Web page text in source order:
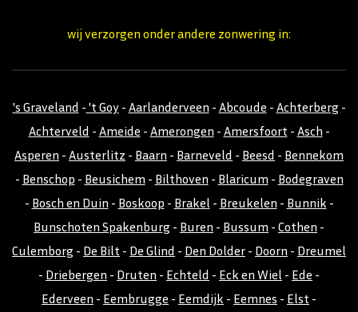
wij verzorgen onder andere zonwering in:
's Graveland - 't Goy- Aarlanderveen - Abcoude - Achterberg -
Achterveld - Ameide - Amerongen - Amersfoort- Asch -
Asperen - Austerlitz - Baarn - Barneveld - Beesd - Bennekom
- Benschop - Beusichem - Bilthoven - Blaricum - Bodegraven
- Bosch en Duin - Boskoop - Brakel - Breukelen - Bunnik -
Bunschoten Spakenburg - Buren - Bussum - Cothen -
Culemborg - De Bilt - De Glind - Den Dolder - Doorn - Dreumel
- Driebergen - Druten - Echteld - Eck en Wiel - Ede -
Ederveen - Eembrugge - Eemdijk - Eemnes - Elst -